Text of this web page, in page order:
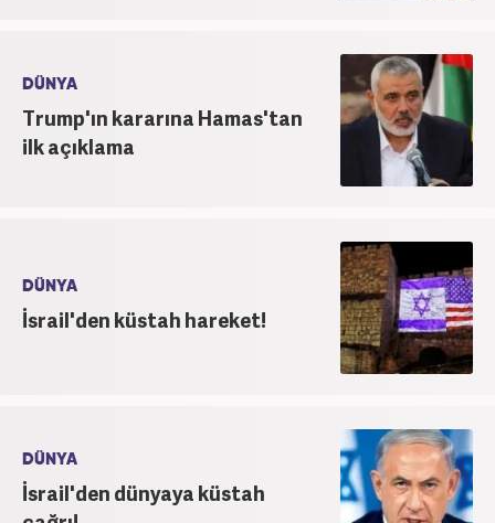
DÜNYA
Trump'ın kararına Hamas'tan
ilk açıklama
DÜNYA
İsrail'den küstah hareket!
DÜNYA
İsrail'den dünyaya küstah